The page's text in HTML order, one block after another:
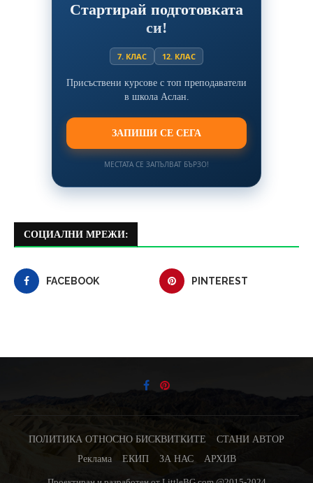
Стартирай подготовката
си!
7. КЛАС 12. КЛАС
Присъствени курсове с топ преподаватели
в школа Аслан.
ЗАПИШИ СЕ СЕГА
МЕСТАТА СЕ ЗАПЪЛВАТ БЪРЗО!
СОЦИАЛНИ МРЕЖИ:
FACEBOOK PINTEREST
ПОЛИТИКА ОТНОСНО БИСКВИТКИТЕ
СТАНИ АВТОР
Реклама
ЕКИП ЗА НАС АРХИВ